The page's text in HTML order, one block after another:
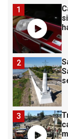
1
2
3